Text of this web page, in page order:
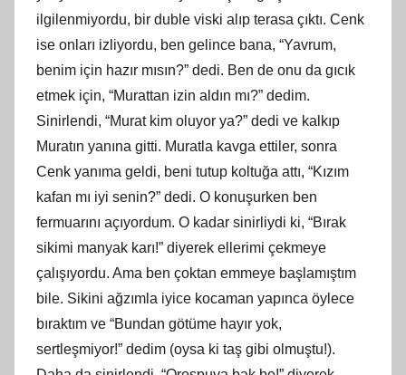
ilgilenmiyordu, bir duble viski alıp terasa çıktı. Cenk
ise onları izliyordu, ben gelince bana, “Yavrum,
benim için hazır mısın?” dedi. Ben de onu da gıcık
etmek için, “Murattan izin aldın mı?” dedim.
Sinirlendi, “Murat kim oluyor ya?” dedi ve kalkıp
Muratın yanına gitti. Muratla kavga ettiler, sonra
Cenk yanıma geldi, beni tutup koltuğa attı, “Kızım
kafan mı iyi senin?” dedi. O konuşurken ben
fermuarını açıyordum. O kadar sinirliydi ki, “Bırak
sikimi manyak karı!” diyerek ellerimi çekmeye
çalışıyordu. Ama ben çoktan emmeye başlamıştım
bile. Sikini ağzımla iyice kocaman yapınca öylece
bıraktım ve “Bundan götüme hayır yok,
sertleşmiyor!” dedim (oysa ki taş gibi olmuştu!).